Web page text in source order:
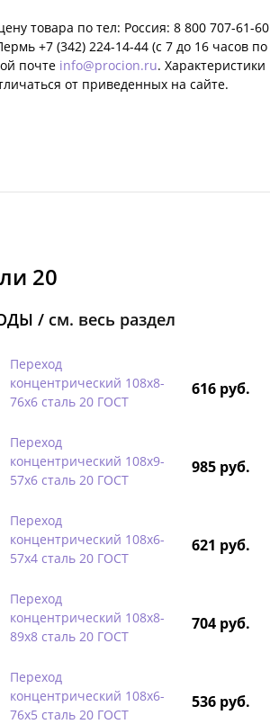
товара по тел: Россия: 8 800 707-61-60
+7 (342) 224-14-44 (c 7 до 16 часов по
почте info@procion.ru. Характеристики
от приведенных на сайте.
20
/ см. весь раздел
Переход
концентрический 108х8-
76х6 сталь 20 ГОСТ
616 руб.
Переход
концентрический 108х9-
57х6 сталь 20 ГОСТ
985 руб.
Переход
концентрический 108х6-
57х4 сталь 20 ГОСТ
621 руб.
Переход
концентрический 108х8-
89х8 сталь 20 ГОСТ
704 руб.
Переход
концентрический 108х6-
76х5 сталь 20 ГОСТ
536 руб.